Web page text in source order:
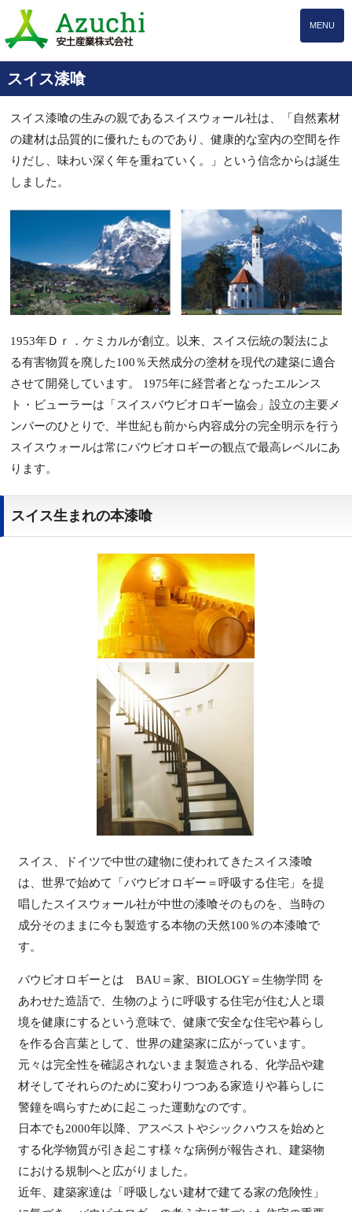
MENU
スイス漆喰
スイス漆喰の生みの親であるスイスウォール社は、「自然素材
の建材は品質的に優れたものであり、健康的な室内の空間を作
りだし、味わい深く年を重ねていく。」という信念からは誕生
しました。
1953年Ｄｒ．ケミカルが創立。以来、スイス伝統の製法によ
る有害物質を廃した100％天然成分の塗材を現代の建築に適合
させて開発しています。 1975年に経営者となったエルンス
ト・ビューラーは「スイスバウビオロギー協会」設立の主要メ
ンバーのひとりで、半世紀も前から内容成分の完全明示を行う
スイスウォールは常にバウビオロギーの観点で最高レベルにあ
ります。
スイス生まれの本漆喰
スイス、ドイツで中世の建物に使われてきたスイス漆喰
は、世界で始めて「バウビオロギー＝呼吸する住宅」を提
唱したスイスウォール社が中世の漆喰そのものを、当時の
成分そのままに今も製造する本物の天然100％の本漆喰で
す。
バウビオロギーとは BAU＝家、BIOLOGY＝生物学問 を
あわせた造語で、生物のように呼吸する住宅が住む人と環
境を健康にするという意味で、健康で安全な住宅や暮らし
を作る合言葉として、世界の建築家に広がっています。
元々は完全性を確認されないまま製造される、化学品や建
材そしてそれらのために変わりつつある家造りや暮らしに
警鐘を鳴らすために起こった運動なのです。
日本でも2000年以降、アスベストやシックハウスを始めと
する化学物質が引き起こす様々な病例が報告され、建築物
における規制へと広がりました。
近年、建築家達は「呼吸しない建材で建てる家の危険性」